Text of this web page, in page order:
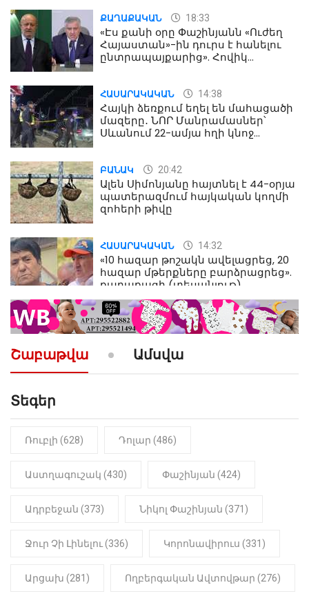
ՔԱՂԱՔԱԿԱՆ 18:33
«Էս քանի օրը Փաշինյանն «Ուժեղ
Հայաստան»-ին դուրս է հանելու
ընտրապայքարից». Հովիկ
ՀԱՍԱՐԱԿԱԿԱՆ 14:38
Հայկի ձեռքում եղել են մահացածի
մազերը․ ՆՈՐ Մանրամասներ՝
Սևանում 22-ամյա հղի կնոջ
ԲԱՆԱԿ 20:42
Ալեն Սիմոնյանը հայտնել է 44-օրյա
պատերազմում հայկական կողմի
զոհերի թիվը
ՀԱՍԱՐԱԿԱԿԱՆ 14:32
«10 հազար թոշակն ավելացրեց, 20
հազար մթերքները բարձրացրեց».
քաղաքացի (տեսանյութ)
ՔԱՂԱՔԱԿԱՆ 10:52
«Լեզվիդ տալու փոխարեն
արտաբերիր այս երկու
նախադասությունը»․ Իշխան
Նիկոլ Փաշինյան
ԻՐԱԴԱՐՁԱՅԻՆ 22:01
մանկապղծության համար
մարմինը
Շաբաթվա Ամսվա
Տեգեր
Ռուբլի (628) Դոլար (486)
Աստղագուշակ (430) Փաշինյան (424)
Ադրբեջան (373) Նիկոլ Փաշինյան (371)
Ջուր Չի Լինելու (336) Կորոնավիրուս (331)
Արցախ (281) Ողբերգական Ավտովթար (276)